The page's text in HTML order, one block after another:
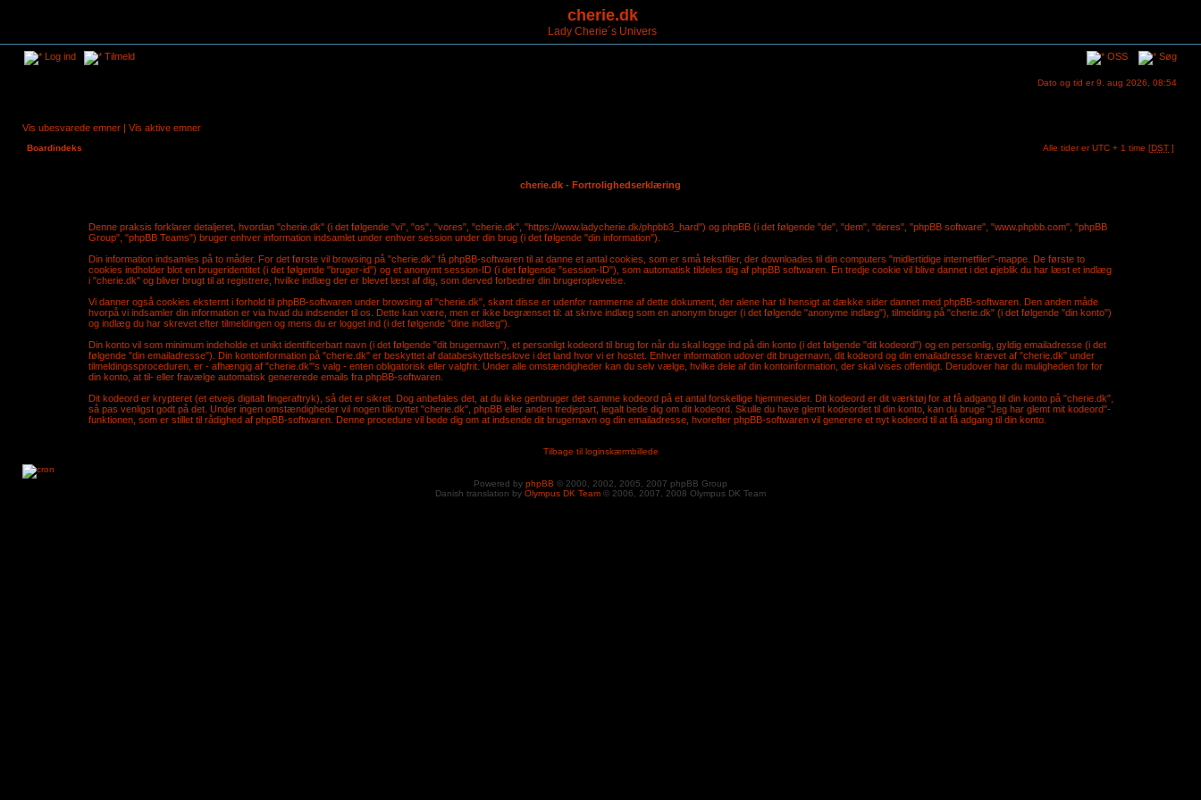
cherie.dk
Lady Cherie´s Univers
Log ind Tilmeld OSS Søg
Dato og tid er 9. aug 2026, 08:54
Vis ubesvarede emner | Vis aktive emner
Boardindeks Alle tider er UTC + 1 time [DST ]
cherie.dk - Fortrolighedserklæring
Denne praksis forklarer detaljeret, hvordan "cherie.dk" (i det følgende "vi", "os", "vores", "cherie.dk", "https://www.ladycherie.dk/phpbb3_hard") og phpBB (i det følgende "de", "dem", "deres", "phpBB software", "www.phpbb.com", "phpBB
Group", "phpBB Teams") bruger enhver information indsamlet under enhver session under din brug (i det følgende "din information").
Din information indsamles på to måder. For det første vil browsing på "cherie.dk" få phpBB-softwaren til at danne et antal cookies, som er små tekstfiler, der downloades til din computers "midlertidige internetfiler"-mappe. De første to
cookies indholder blot en brugeridentitet (i det følgende "bruger-id") og et anonymt session-ID (i det følgende "session-ID"), som automatisk tildeles dig af phpBB softwaren. En tredje cookie vil blive dannet i det øjeblik du har læst et indlæg
i "cherie.dk" og bliver brugt til at registrere, hvilke indlæg der er blevet læst af dig, som derved forbedrer din brugeroplevelse.
Vi danner også cookies eksternt i forhold til phpBB-softwaren under browsing af "cherie.dk", skønt disse er udenfor rammerne af dette dokument, der alene har til hensigt at dække sider dannet med phpBB-softwaren. Den anden måde
hvorpå vi indsamler din information er via hvad du indsender til os. Dette kan være, men er ikke begrænset til: at skrive indlæg som en anonym bruger (i det følgende "anonyme indlæg"), tilmelding på "cherie.dk" (i det følgende "din konto")
og indlæg du har skrevet efter tilmeldingen og mens du er logget ind (i det følgende "dine indlæg").
Din konto vil som minimum indeholde et unikt identificerbart navn (i det følgende "dit brugernavn"), et personligt kodeord til brug for når du skal logge ind på din konto (i det følgende "dit kodeord") og en personlig, gyldig emailadresse (i det
følgende "din emailadresse"). Din kontoinformation på "cherie.dk" er beskyttet af databeskyttelseslove i det land hvor vi er hostet. Enhver information udover dit brugernavn, dit kodeord og din emailadresse krævet af "cherie.dk" under
tilmeldingssproceduren, er - afhængig af "cherie.dk"'s valg - enten obligatorisk eller valgfrit. Under alle omstændigheder kan du selv vælge, hvilke dele af din kontoinformation, der skal vises offentligt. Derudover har du muligheden for for
din konto, at til- eller fravælge automatisk genererede emails fra phpBB-softwaren.
Dit kodeord er krypteret (et etvejs digitalt fingeraftryk), så det er sikret. Dog anbefales det, at du ikke genbruger det samme kodeord på et antal forskellige hjemmesider. Dit kodeord er dit værktøj for at få adgang til din konto på "cherie.dk",
så pas venligst godt på det. Under ingen omstændigheder vil nogen tilknyttet "cherie.dk", phpBB eller anden tredjepart, legalt bede dig om dit kodeord. Skulle du have glemt kodeordet til din konto, kan du bruge "Jeg har glemt mit kodeord"-
funktionen, som er stillet til rådighed af phpBB-softwaren. Denne procedure vil bede dig om at indsende dit brugernavn og din emailadresse, hvorefter phpBB-softwaren vil generere et nyt kodeord til at få adgang til din konto.
Tilbage til loginskærmbillede
Powered by phpBB © 2000, 2002, 2005, 2007 phpBB Group
Danish translation by Olympus DK Team © 2006, 2007, 2008 Olympus DK Team